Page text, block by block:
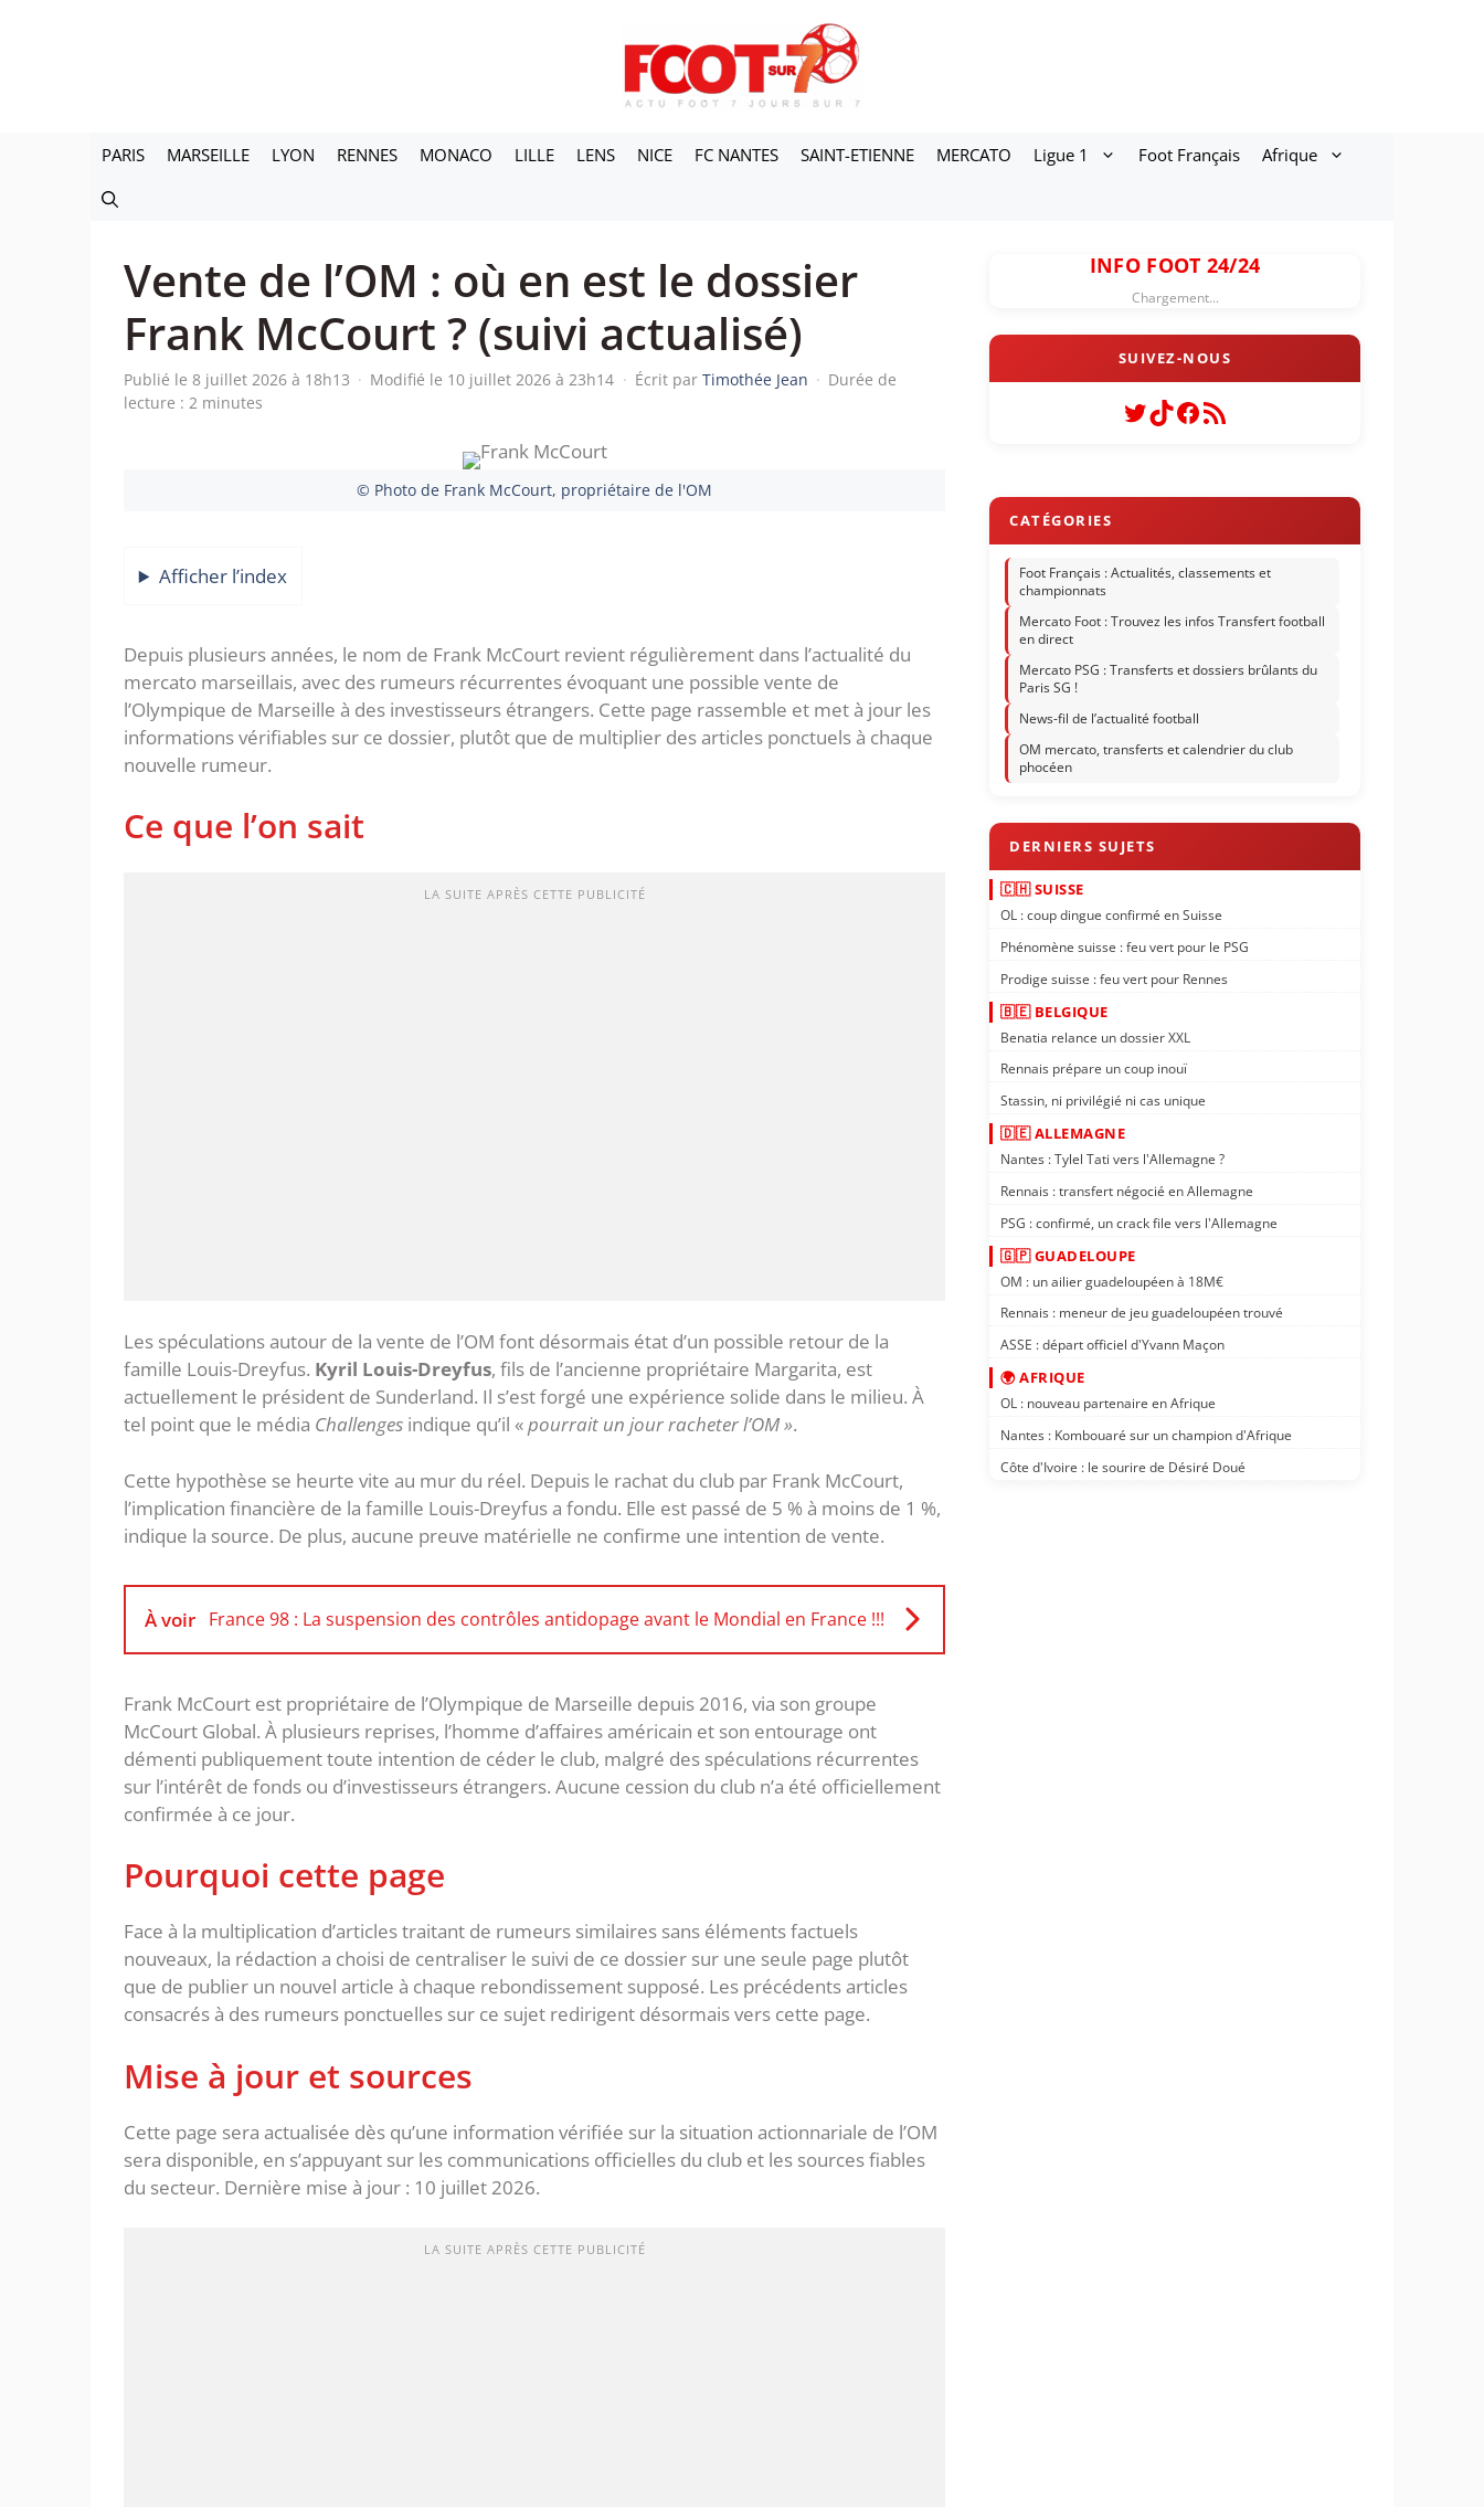
PARIS MARSEILLE LYON RENNES MONACO LILLE LENS NICE FC NANTES SAINT-ETIENNE MERCATO Ligue 1 Foot Français Afrique
Vente de l’OM : où en est le dossier
Frank McCourt ? (suivi actualisé)
Publié le 8 juillet 2026 à 18h13 · Modifié le 10 juillet 2026 à 23h14 · Écrit par Timothée Jean · Durée de
lecture : 2 minutes
© Photo de Frank McCourt, propriétaire de l'OM
Afficher l’index
Depuis plusieurs années, le nom de Frank McCourt revient régulièrement dans l’actualité du
mercato marseillais, avec des rumeurs récurrentes évoquant une possible vente de
l’Olympique de Marseille à des investisseurs étrangers. Cette page rassemble et met à jour les
informations vérifiables sur ce dossier, plutôt que de multiplier des articles ponctuels à chaque
nouvelle rumeur.
Ce que l’on sait
LA SUITE APRÈS CETTE PUBLICITÉ
Les spéculations autour de la vente de l’OM font désormais état d’un possible retour de la
famille Louis-Dreyfus. Kyril Louis-Dreyfus, fils de l’ancienne propriétaire Margarita, est
actuellement le président de Sunderland. Il s’est forgé une expérience solide dans le milieu. À
tel point que le média Challenges indique qu’il «pourrait un jour racheter l’OM ».
Cette hypothèse se heurte vite au mur du réel. Depuis le rachat du club par Frank McCourt,
l’implication financière de la famille Louis-Dreyfus a fondu. Elle est passé de 5 % à moins de 1 %,
indique la source. De plus, aucune preuve matérielle ne confirme une intention de vente.
À voir France 98 : La suspension des contrôles antidopage avant le Mondial en France !!!
Frank McCourt est propriétaire de l’Olympique de Marseille depuis 2016, via son groupe
McCourt Global. À plusieurs reprises, l’homme d’affaires américain et son entourage ont
démenti publiquement toute intention de céder le club, malgré des spéculations récurrentes
sur l’intérêt de fonds ou d’investisseurs étrangers. Aucune cession du club n’a été officiellement
confirmée à ce jour.
Pourquoi cette page
Face à la multiplication d’articles traitant de rumeurs similaires sans éléments factuels
nouveaux, la rédaction a choisi de centraliser le suivi de ce dossier sur une seule page plutôt
que de publier un nouvel article à chaque rebondissement supposé. Les précédents articles
consacrés à des rumeurs ponctuelles sur ce sujet redirigent désormais vers cette page.
Mise à jour et sources
Cette page sera actualisée dès qu’une information vérifiée sur la situation actionnariale de l’OM
sera disponible, en s’appuyant sur les communications officielles du club et les sources fiables
du secteur. Dernière mise à jour : 10 juillet 2026.
LA SUITE APRÈS CETTE PUBLICITÉ
INFO FOOT 24/24
Chargement...
Twitter
TikTok
Facebook
Flux RSS
Foot Français : Actualités, classements et
championnats
Mercato Foot : Trouvez les infos Transfert football
en direct
Mercato PSG : Transferts et dossiers brûlants du
Paris SG !
News-fil de l’actualité football
OM mercato, transferts et calendrier du club
phocéen
🇨🇭 SUISSE
OL : coup dingue confirmé en Suisse
Phénomène suisse : feu vert pour le PSG
Prodige suisse : feu vert pour Rennes
🇧🇪 BELGIQUE
Benatia relance un dossier XXL
Rennais prépare un coup inouï
Stassin, ni privilégié ni cas unique
🇩🇪 ALLEMAGNE
Nantes : Tylel Tati vers l'Allemagne ?
Rennais : transfert négocié en Allemagne
PSG : confirmé, un crack file vers l'Allemagne
🇬🇵 GUADELOUPE
OM : un ailier guadeloupéen à 18M€
Rennais : meneur de jeu guadeloupéen trouvé
ASSE : départ officiel d'Yvann Maçon
🌍 AFRIQUE
OL : nouveau partenaire en Afrique
Nantes : Kombouaré sur un champion d'Afrique
Côte d'Ivoire : le sourire de Désiré Doué